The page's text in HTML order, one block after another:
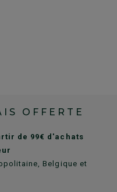
OFFERTE
de 99€ d'achats
Belgique et